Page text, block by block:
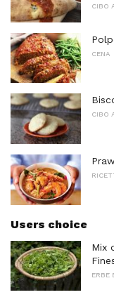
CIBO
CENA
CIBO
Users choice
Mix
ERBE